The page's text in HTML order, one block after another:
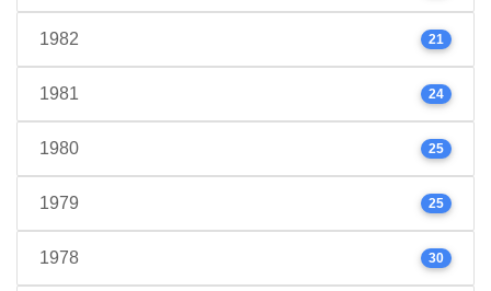
1982 21
1981 24
1980 25
1979 25
1978 30